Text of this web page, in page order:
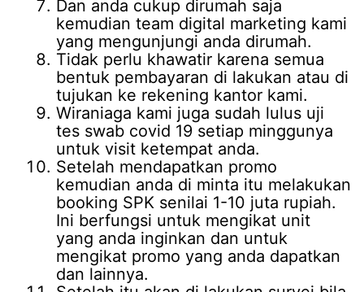
Dan anda cukup dirumah saja
kemudian team digital marketing kami
yang mengunjungi anda dirumah.
Tidak perlu khawatir karena semua
bentuk pembayaran di lakukan atau di
tujukan ke rekening kantor kami.
Wiraniaga kami juga sudah lulus uji
tes swab covid 19 setiap minggunya
untuk visit ketempat anda.
Setelah mendapatkan promo
kemudian anda di minta itu melakukan
booking SPK senilai 1-10 juta rupiah.
Ini berfungsi untuk mengikat unit
yang anda inginkan dan untuk
mengikat promo yang anda dapatkan
dan lainnya.